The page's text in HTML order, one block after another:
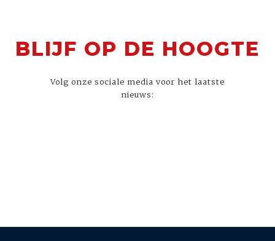
BLIJF OP DE HOOGTE
Volg onze sociale media voor het laatste
nieuws: